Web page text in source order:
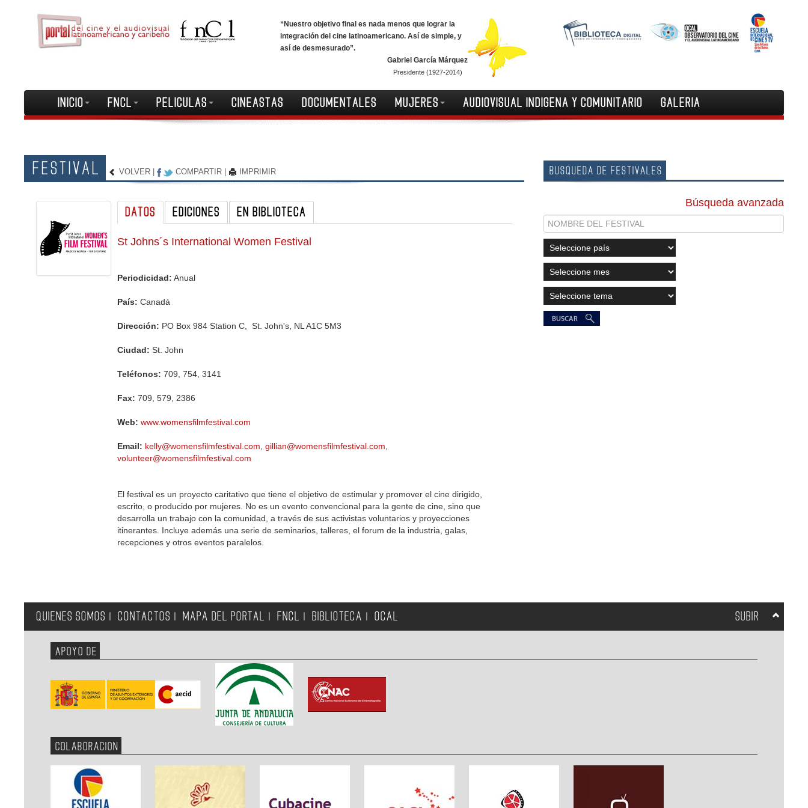
“Nuestro objetivo final es nada menos que lograr la
integración del cine latinoamericano. Así de simple, y
así de desmesurado”.
Gabriel García Márquez
Presidente (1927-2014)
INICIO FNCL PELICULAS CINEASTAS DOCUMENTALES MUJERES AUDIOVISUAL INDIGENA Y COMUNITARIO GALERIA
FESTIVAL VOLVER COMPARTIR IMPRIMIR
DATOS EDICIONES EN BIBLIOTECA
St Johns´s International Women Festival
Periodicidad: Anual
País: Canadá
Dirección: PO Box 984 Station C, St. John's, NL A1C 5M3
Ciudad: St. John
Teléfonos: 709, 754, 3141
Fax: 709, 579, 2386
Web: www.womensfilmfestival.com
Email: kelly@womensfilmfestival.com ,gillian@womensfilmfestival.com
volunteer@womensfilmfestival.com
El festival es un proyecto caritativo que tiene el objetivo de estimular y promover el cine dirigido,
escrito, o producido por mujeres. No es un evento convencional para la gente de cine, sino que
desarrolla un trabajo con la comunidad, a través de sus activistas voluntarios y proyecciones
itinerantes. Incluye además una serie de seminarios, talleres, el forum de la industria, galas,
recepciones y otros eventos paralelos.
BUSQUEDA DE FESTIVALES
Búsqueda avanzada
QUIENES SOMOS CONTACTOS MAPA DEL PORTAL FNCL BIBLIOTECA OCAL SUBIR
APOYO DE
COLABORACION